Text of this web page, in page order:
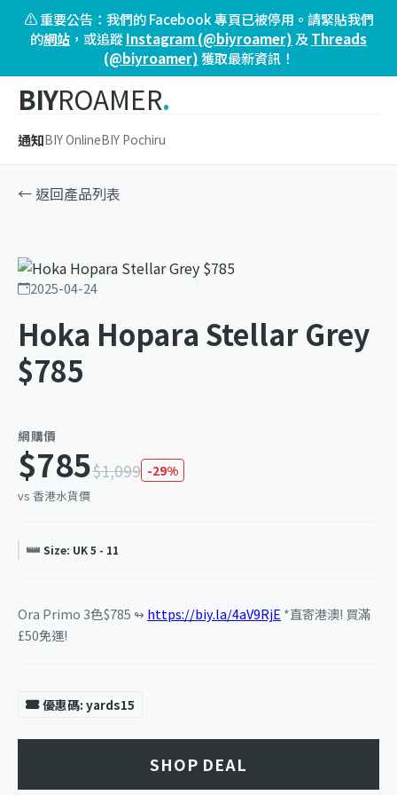
⚠️ 重要公告：我們的 Facebook 專頁已被停用。請緊貼我們
的網站 ，或追蹤Instagram (@biyroamer) 及 Threads
(@biyroamer)獲取最新資訊！
BIYROAMER.
通知BIY OnlineBIY Pochiru
← 返回產品列表
2025-04-24
Hoka Hopara Stellar Grey
$785
網購價
$785$1,099 -29%
vs 香港水貨價
Size: UK 5 - 11
Ora Primo 3色$785 ↬ https://biy.la/4aV9RjE *直寄港澳! 買滿
£50免運!
優惠碼: yards15
SHOP DEAL